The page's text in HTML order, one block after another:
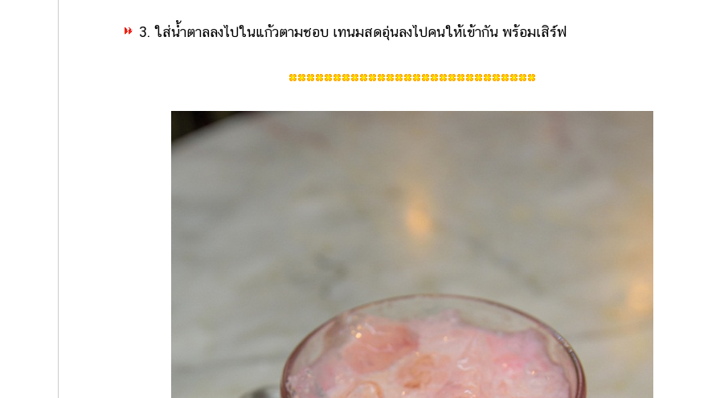
3. ใส่น้ำตาลลงไปในแก้วตามชอบ เทนมสดอุ่นลงไปคนให้เข้ากัน พร้อมเสิร์ฟ